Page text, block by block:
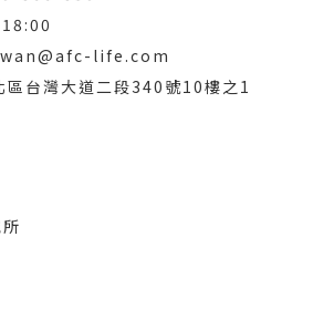
life.com
區台灣大道二段340號10樓之1